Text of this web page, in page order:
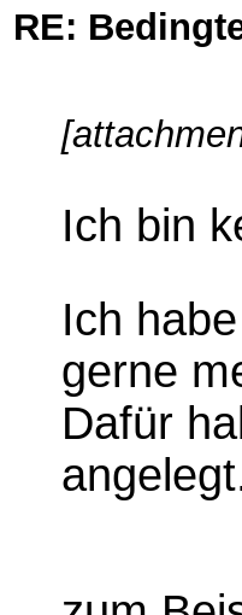
RE:
Ich bin
Ich
gerne
Dafür